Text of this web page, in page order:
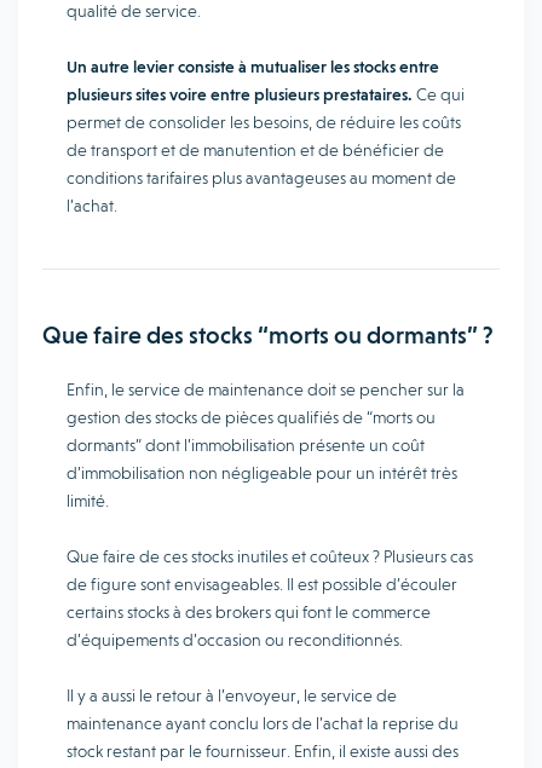
qualité de service.
Un autre levier consiste à mutualiser les stocks entre
plusieurs sites voire entre plusieurs prestataires. Ce qui
permet de consolider les besoins, de réduire les coûts
de transport et de manutention et de bénéficier de
conditions tarifaires plus avantageuses au moment de
l’achat.
Que faire des stocks “morts ou dormants” ?
Enfin, le service de maintenance doit se pencher sur la
gestion des stocks de pièces qualifiés de “morts ou
dormants” dont l’immobilisation présente un coût
d’immobilisation non négligeable pour un intérêt très
limité.
Que faire de ces stocks inutiles et coûteux ? Plusieurs cas
de figure sont envisageables. Il est possible d’écouler
certains stocks à des brokers qui font le commerce
d’équipements d’occasion ou reconditionnés.
Il y a aussi le retour à l’envoyeur, le service de
maintenance ayant conclu lors de l’achat la reprise du
stock restant par le fournisseur. Enfin, il existe aussi des